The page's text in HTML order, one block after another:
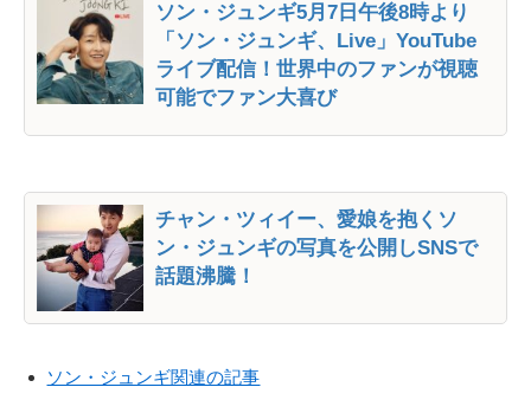
ソン・ジュンギ5月7日午後8時より
「ソン・ジュンギ、Live」YouTube
ライブ配信！世界中のファンが視聴
可能でファン大喜び
チャン・ツィイー、愛娘を抱くソ
ン・ジュンギの写真を公開しSNSで
話題沸騰！
ソン・ジュンギ関連の記事